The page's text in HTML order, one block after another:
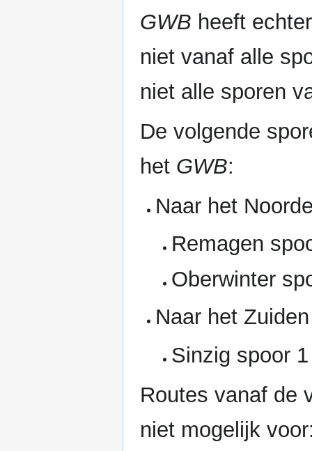
GWB heeft
niet vanaf alle
niet alle sporen
De volgende
het GWB:
Naar het
Remagen
Oberwinter
Naar het
Sinzig spoor 1
Routes vanaf de
niet mogelijk